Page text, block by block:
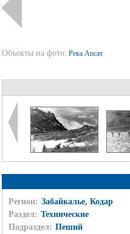
Объекты на фото: Река Апсат
Регион: Забайкалье, Кодар
Раздел: Технические
Подраздел: Пеший